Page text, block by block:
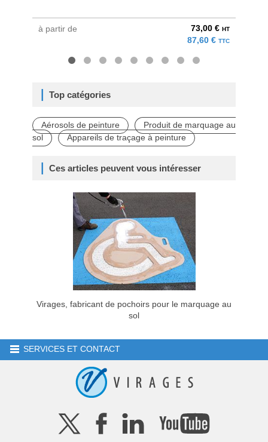
à partir de 73,00 € HT
87,60 € TTC
Top catégories
Aérosols de peinture
Produit de marquage au
sol
Appareils de traçage à peinture
Ces articles peuvent vous intéresser
Virages, fabricant de pochoirs pour le marquage au
sol
SERVICES ET CONTACT